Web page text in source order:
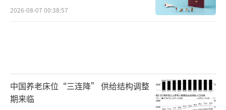
2026-08-07 00:38:57
中国养老床位“三连降” 供给结构调整
期来临